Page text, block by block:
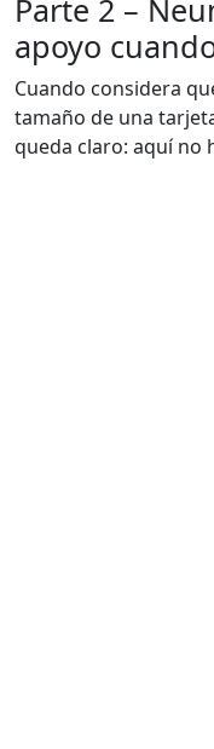
Parte 2 –
apoyo
Cuando considera
tamaño de una
queda claro: aquí no